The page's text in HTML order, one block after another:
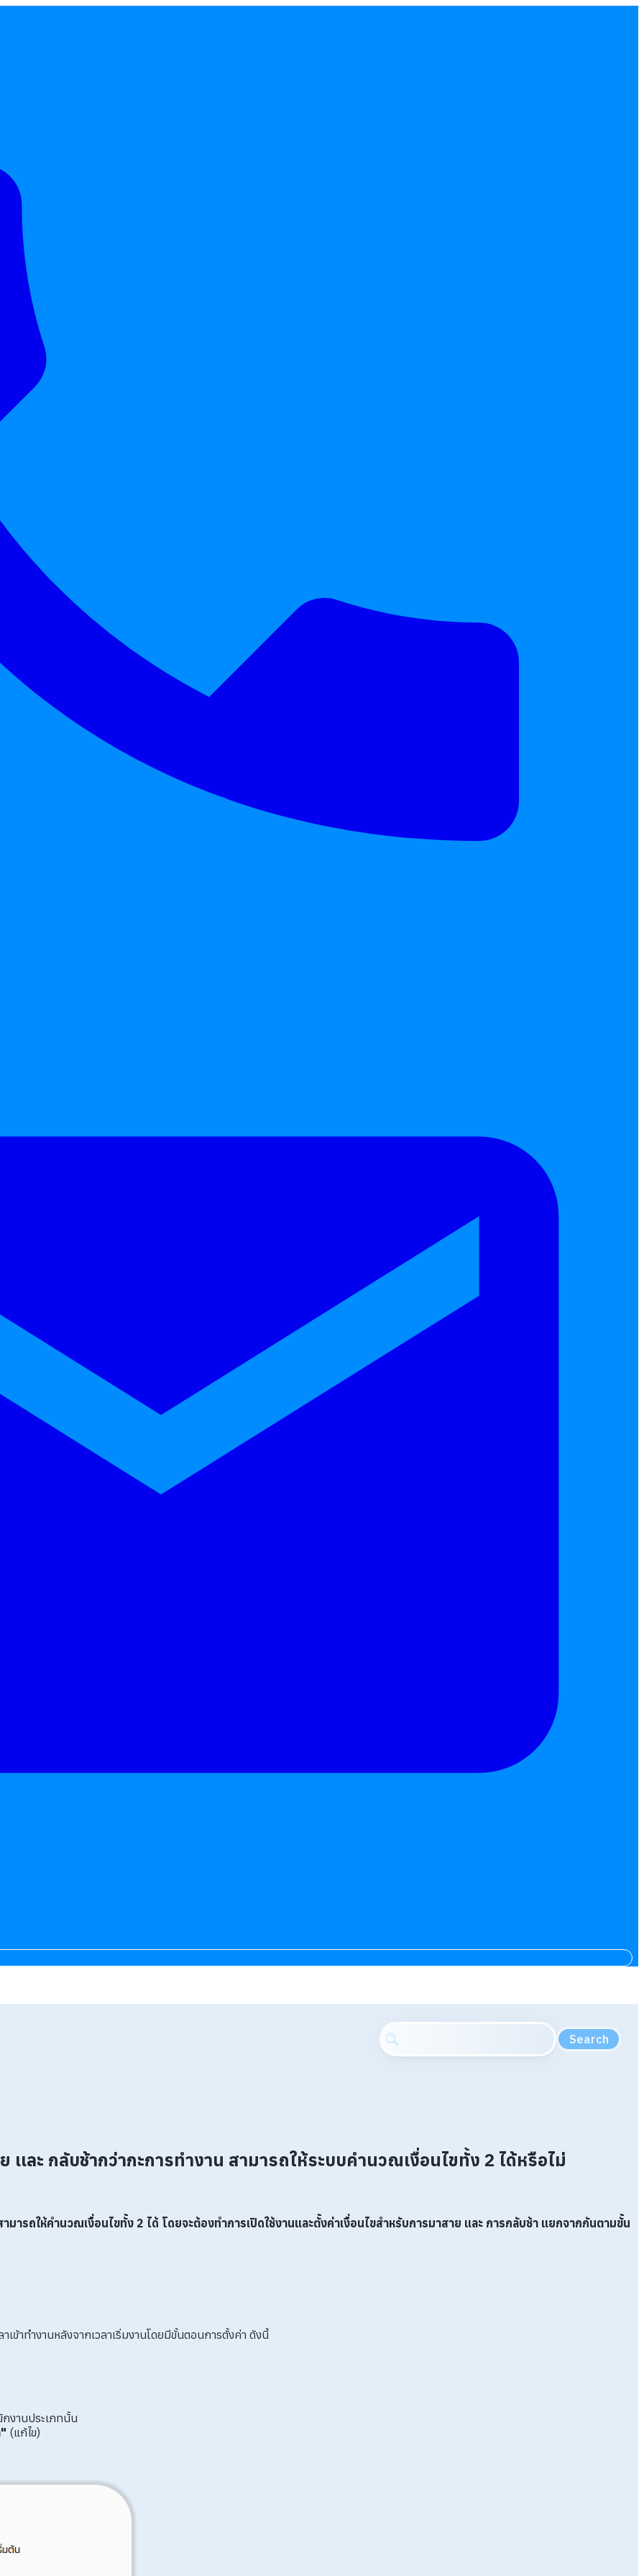
Search
เละ กลับช้ากว่ากะการทำงาน สามารถให้ระบบคำนวณเงื่อนไขทั้ง 2 ได้หรือไม่
มารถให้คำนวณเงื่อนไขทั้ง 2 ได้ โดยจะต้องทำการเปิดใช้งานและตั้งค่าเงื่อนไขสำหรับการมาสาย และ การกลับช้า แยกจากกันตามขั้น
ข้าทำงานหลังจากเวลาเริ่มงานโดยมีขั้นตอนการตั้งค่า ดังนี้
งานประเภทนั้น
(แก้ไข)